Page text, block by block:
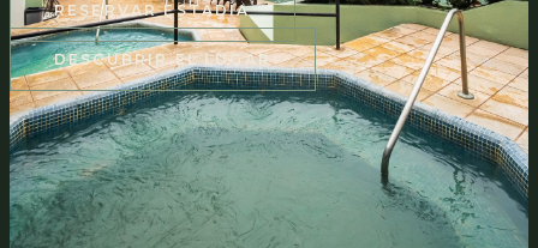
RESERVAR ESTADÍA
DESCUBRIR EL LUGAR